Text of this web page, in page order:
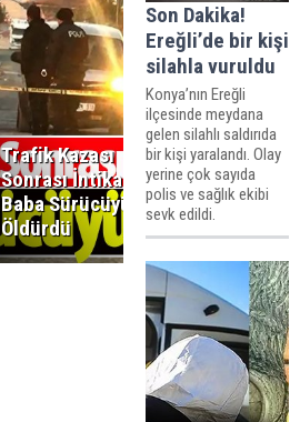
Trafik Kazası
Sonrası İntikam:
Baba Sürücüyü
Öldürdü
Son Dakika!
Ereğli’de bir kişi
silahla vuruldu
Konya’nın Ereğli
ilçesinde meydana
gelen silahlı saldırıda
bir kişi yaralandı. Olay
yerine çok sayıda
polis ve sağlık ekibi
sevk edildi.